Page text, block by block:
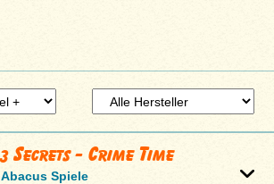
3 Secrets - Crime Time
Abacus Spiele